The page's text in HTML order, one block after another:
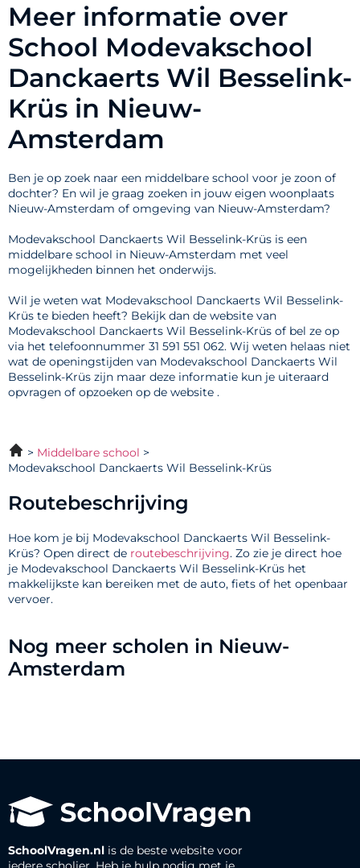
Meer informatie over
School Modevakschool
Danckaerts Wil Besselink-
Krüs in Nieuw-
Amsterdam
Ben je op zoek naar een middelbare school voor je zoon of
dochter? En wil je graag zoeken in jouw eigen woonplaats
Nieuw-Amsterdam of omgeving van Nieuw-Amsterdam?
Modevakschool Danckaerts Wil Besselink-Krüs is een
middelbare school in Nieuw-Amsterdam met veel
mogelijkheden binnen het onderwijs.
Wil je weten wat Modevakschool Danckaerts Wil Besselink-
Krüs te bieden heeft? Bekijk dan de website van
Modevakschool Danckaerts Wil Besselink-Krüs of bel ze op
via het telefoonnummer 31 591 551 062. Wij weten helaas niet
wat de openingstijden van Modevakschool Danckaerts Wil
Besselink-Krüs zijn maar deze informatie kun je uiteraard
opvragen of opzoeken op de website .
Middelbare school
Modevakschool Danckaerts Wil Besselink-Krüs
Routebeschrijving
Hoe kom je bij Modevakschool Danckaerts Wil Besselink-
Krüs? Open direct de routebeschrijving. Zo zie je direct hoe
je Modevakschool Danckaerts Wil Besselink-Krüs het
makkelijkste kan bereiken met de auto, fiets of het openbaar
vervoer.
Nog meer scholen in Nieuw-
Amsterdam
SchoolVragen.nl is de beste website voor